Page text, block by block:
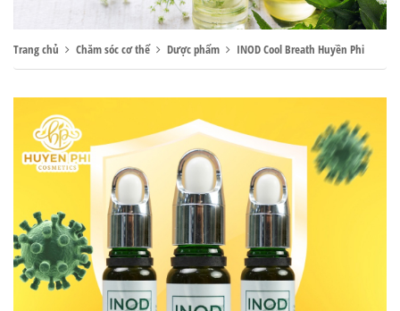
Trang chủ Chăm sóc cơ thể Dược phẩm INOD Cool Breath Huyền Phi